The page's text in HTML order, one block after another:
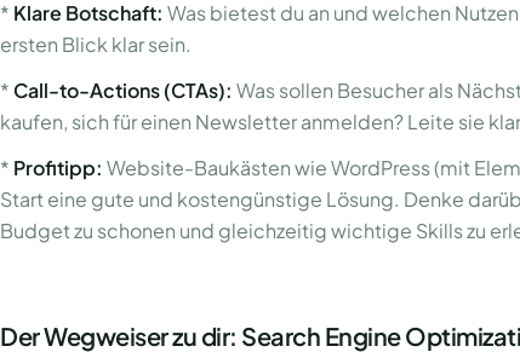
* Klare Botschaft: Was bietest du an und welchen
ersten Blick klar sein.
* Call-to-Actions (CTAs): Was sollen Besucher als
kaufen, sich für einen Newsletter anmelden? Leite sie
* Profitipp: Website-Baukästen wie WordPress (mit
Start eine gute und kostengünstige Lösung. Denke
Budget zu schonen und gleichzeitig wichtige Skills zu
Der Wegweiser zu dir: Search Engine